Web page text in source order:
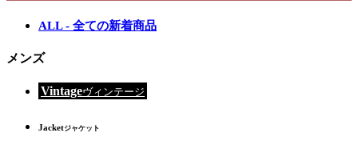
ALL - 全ての新着商品
メンズ
Vintageヴィンテージ
Jacketジャケット